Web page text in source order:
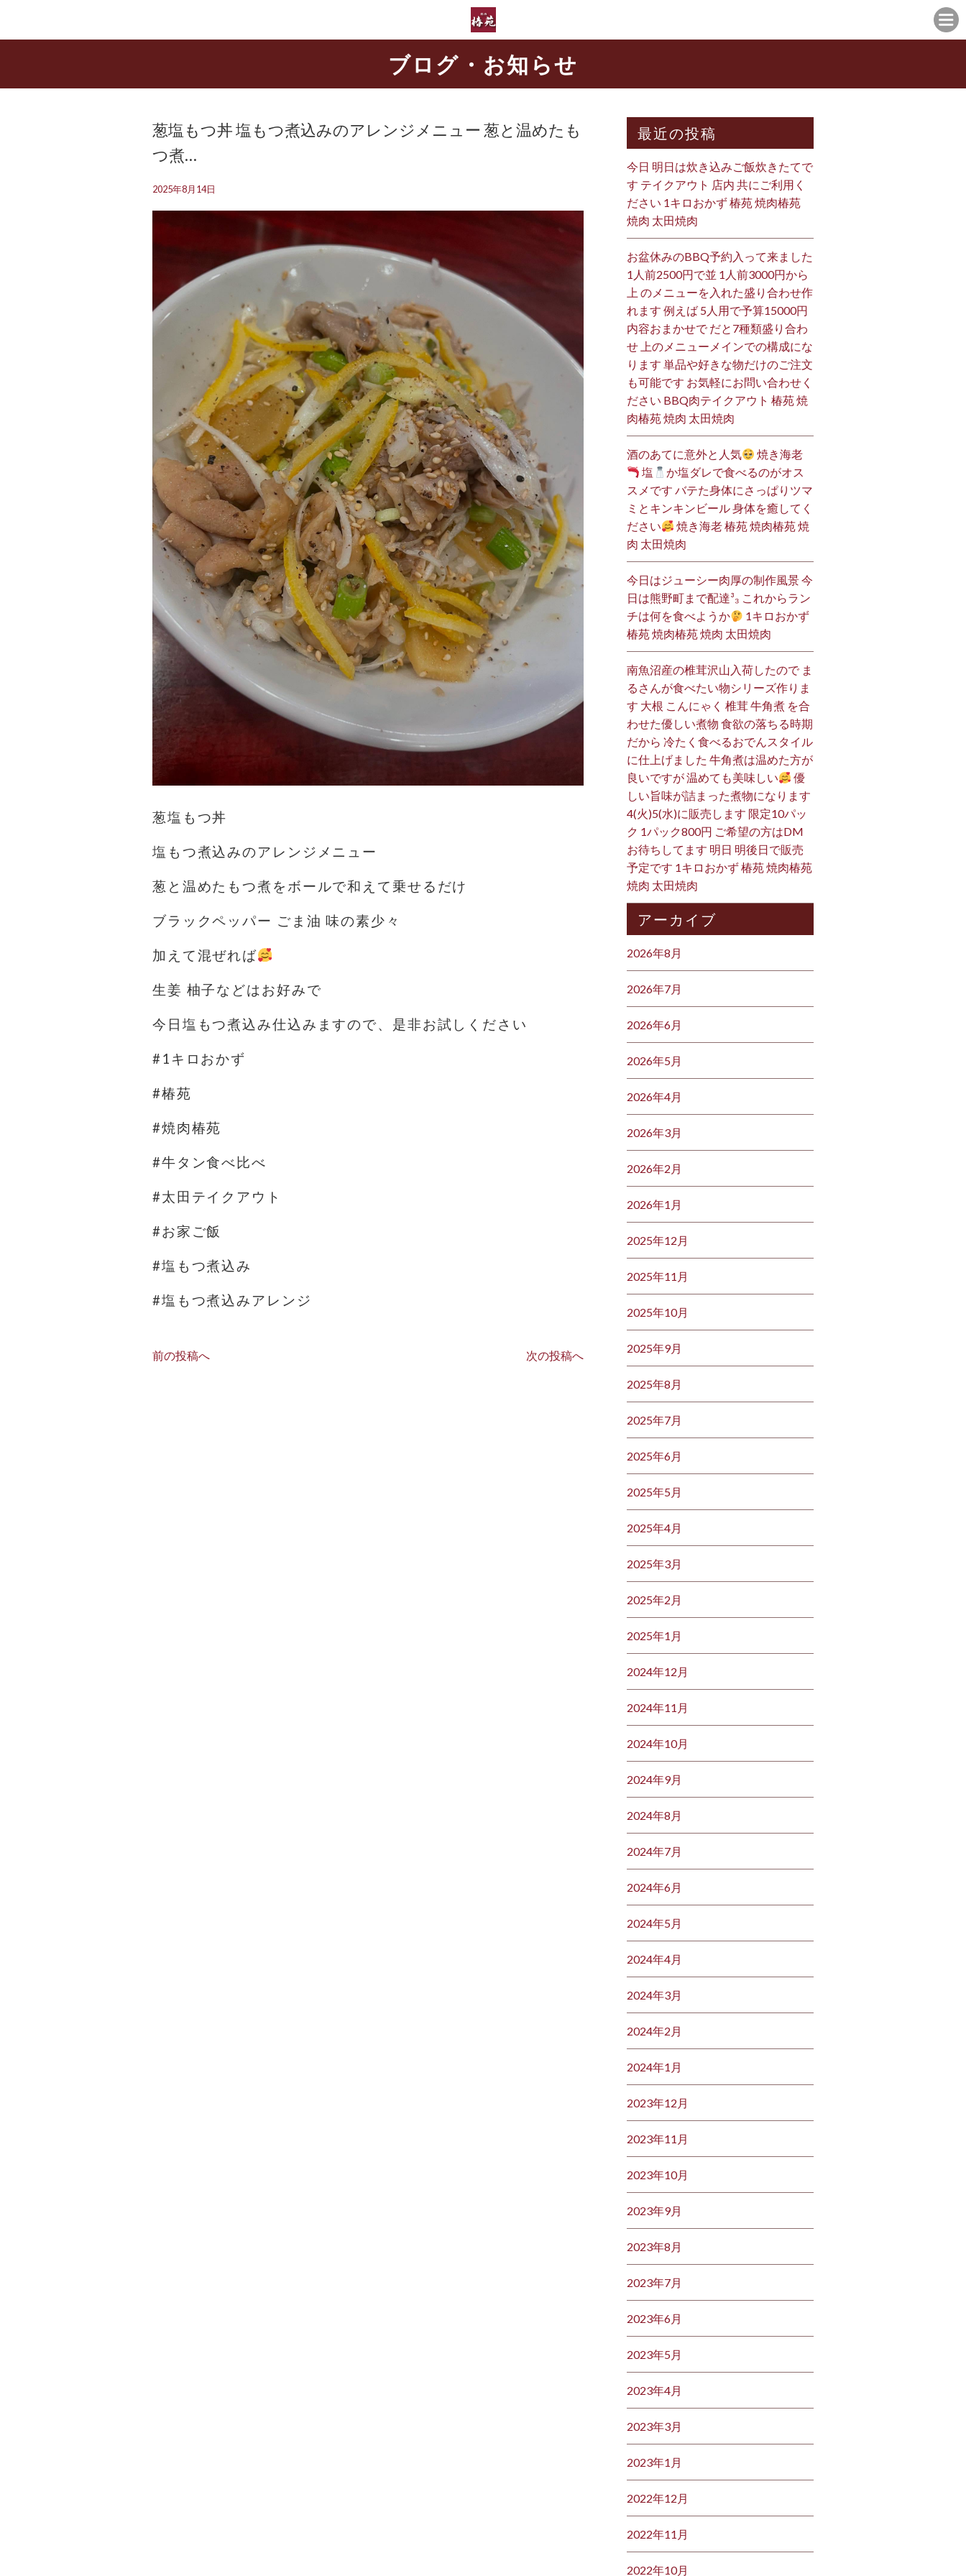
ブログ・お知らせ
葱塩もつ丼 塩もつ煮込みのアレンジメニュー 葱と温めたも
つ煮…
2025年8月14日
葱塩もつ丼
塩もつ煮込みのアレンジメニュー
葱と温めたもつ煮をボールで和えて乗せるだけ
ブラックペッパー ごま油 味の素少々
加えて混ぜれば
生姜 柚子などはお好みで
今日塩もつ煮込み仕込みますので、是非お試しください
#1キロおかず
#椿苑
#焼肉椿苑
#牛タン食べ比べ
#太田テイクアウト
#お家ご飯
#塩もつ煮込み
#塩もつ煮込みアレンジ
前の投稿へ 次の投稿へ
最近の投稿
今日 明日は炊き込みご飯炊きたてで
す テイクアウト 店内 共にご利用く
ださい 1キロおかず 椿苑 焼肉椿苑
焼肉 太田焼肉
お盆休みのBBQ予約入って来ました
1人前2500円で並 1人前3000円から
上 のメニューを入れた盛り合わせ作
れます 例えば 5人用で予算15000円
内容おまかせで だと7種類盛り合わ
せ 上のメニューメインでの構成にな
ります 単品や好きな物だけのご注文
も可能です お気軽にお問い合わせく
ださい BBQ肉テイクアウト 椿苑 焼
肉椿苑 焼肉 太田焼肉
酒のあてに意外と人気
焼き海老
塩
か塩ダレで食べるのがオス
スメです バテた身体にさっぱりツマ
ミとキンキンビール 身体を癒してく
ださい
焼き海老 椿苑 焼肉椿苑 焼
肉 太田焼肉
今日はジューシー肉厚の制作風景 今
日は熊野町まで配達³₃ これからラン
チは何を食べようか
1キロおかず
椿苑 焼肉椿苑 焼肉 太田焼肉
南魚沼産の椎茸沢山入荷したので ま
るさんが食べたい物シリーズ作りま
す 大根 こんにゃく 椎茸 牛角煮 を合
わせた優しい煮物 食欲の落ちる時期
だから 冷たく食べるおでんスタイル
に仕上げました 牛角煮は温めた方が
良いですが 温めても美味しい
優
しい旨味が詰まった煮物になります
4(火)5(水)に販売します 限定10パッ
ク 1パック800円 ご希望の方はDM
お待ちしてます 明日 明後日で販売
予定です 1キロおかず 椿苑 焼肉椿苑
焼肉 太田焼肉
アーカイブ
2026年8月
2026年7月
2026年6月
2026年5月
2026年4月
2026年3月
2026年2月
2026年1月
2025年12月
2025年11月
2025年10月
2025年9月
2025年8月
2025年7月
2025年6月
2025年5月
2025年4月
2025年3月
2025年2月
2025年1月
2024年12月
2024年11月
2024年10月
2024年9月
2024年8月
2024年7月
2024年6月
2024年5月
2024年4月
2024年3月
2024年2月
2024年1月
2023年12月
2023年11月
2023年10月
2023年9月
2023年8月
2023年7月
2023年6月
2023年5月
2023年4月
2023年3月
2023年1月
2022年12月
2022年11月
2022年10月